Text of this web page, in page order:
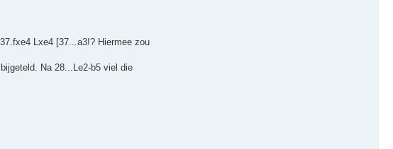
Lxe4 [37...a3!? Hiermee zou
Na 28...Le2-b5 viel die